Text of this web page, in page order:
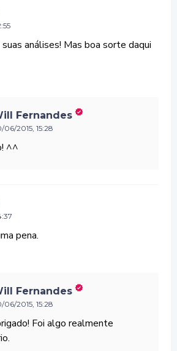
análises! Mas boa sorte daqui
Fernandes
06/2015, 15:28
^^
pena.
Fernandes
06/2015, 15:28
Foi algo realmente